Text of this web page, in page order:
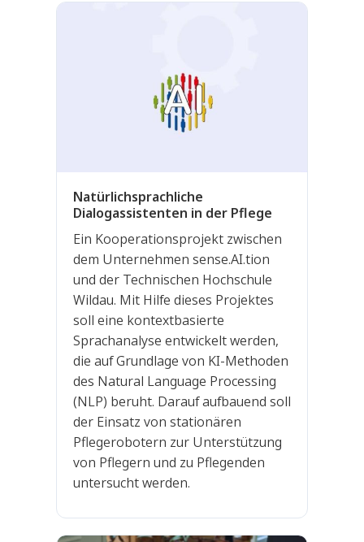
Natürlichsprachliche
Dialogassistenten in der Pflege
Ein Kooperationsprojekt zwischen
dem Unternehmen sense.AI.tion
und der Technischen Hochschule
Wildau. Mit Hilfe dieses Projektes
soll eine kontextbasierte
Sprachanalyse entwickelt werden,
die auf Grundlage von KI-Methoden
des Natural Language Processing
(NLP) beruht. Darauf aufbauend soll
der Einsatz von stationären
Pflegerobotern zur Unterstützung
von Pflegern und zu Pflegenden
untersucht werden.